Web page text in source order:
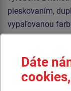
pieskovaním,
vypaľovanou
betónového
Sedadlo Normal
pohodlnou
Dáte